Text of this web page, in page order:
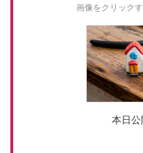
画像をクリック
本日